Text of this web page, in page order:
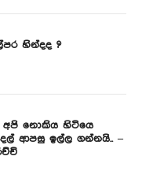
හින්දද ?
අපි නොකිය හිටියෙ
ආපසු ඉල්ල ගන්නයි.. –